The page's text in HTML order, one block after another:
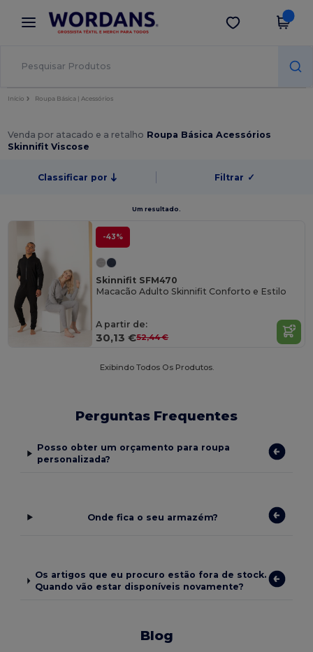
× App Wordans
Melhores preços na app!
Obter app
Início Roupa Básica | Acessórios
Venda por atacado e a retalho Roupa Básica Acessórios
Skinnifit Viscose
Classificar por Filtrar ✓
Um resultado.
-43%
Skinnifit SFM470
Macacão Adulto Skinnifit Conforto e Estilo
A partir de:
30,13 €52,44 €
Exibindo Todos Os Produtos.
Perguntas Frequentes
Posso obter um orçamento para roupa
personalizada?
Onde fica o seu armazém?
Os artigos que eu procuro estão fora de stock.
Quando vão estar disponíveis novamente?
Blog